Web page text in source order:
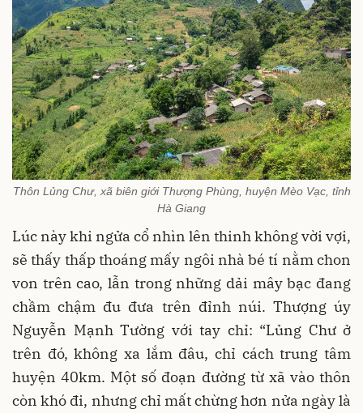
Thôn Lủng Chư, xã biên giới Thượng Phùng, huyện Mèo Vạc, tỉnh
Hà Giang
Lúc này khi ngửa cổ nhìn lên thinh không vời vợi,
sẽ thấy thấp thoáng mấy ngôi nhà bé tí nằm chon
von trên cao, lẫn trong những dải mây bạc đang
chầm chậm đu đưa trên đỉnh núi. Thượng úy
Nguyễn Mạnh Tường với tay chỉ: “Lủng Chư ở
trên đó, không xa lắm đâu, chỉ cách trung tâm
huyện 40km. Một số đoạn đường từ xã vào thôn
còn khó đi, nhưng chỉ mất chừng hơn nửa ngày là